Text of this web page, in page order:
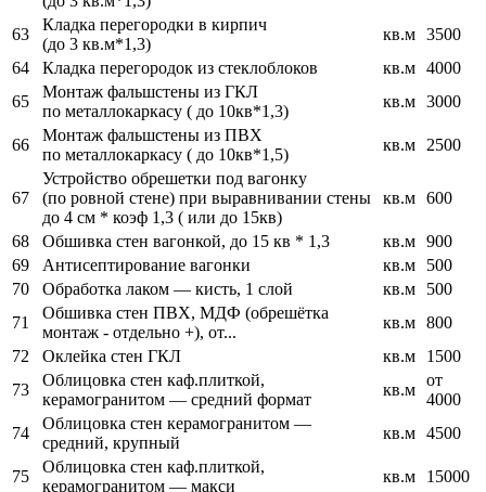
63
Кладка перегородки в кирпич
(до 3 кв.м*1,3)
кв.м 3500
64
Кладка перегородок из стеклоблоков кв.м 4000
65
Монтаж фальшстены из ГКЛ
по металлокаркасу ( до 10кв*1,3)
кв.м 3000
66
Монтаж фальшстены из ПВХ
по металлокаркасу ( до 10кв*1,5)
кв.м 2500
67
Устройство обрешетки под вагонку
(по ровной стене) при выравнивании стены
до 4 см * коэф 1,3 ( или до 15кв)
кв.м 600
68 Обшивка стен вагонкой, до 15 кв * 1,3 кв.м 900
69
Антисептирование вагонки кв.м
500
70
Обработка лаком — кисть, 1 слой кв.м
500
71
Обшивка стен ПВХ, МДФ (обрешётка
монтаж - отдельно +), от...
кв.м 800
72
Оклейка стен ГКЛ кв.м
1500
73
Облицовка стен каф.плиткой,
керамогранитом — средний формат
кв.м
от
4000
74
Облицовка стен керамогранитом —
средний, крупный
кв.м 4500
75
Облицовка стен каф.плиткой,
керамогранитом — макси
кв.м 15000